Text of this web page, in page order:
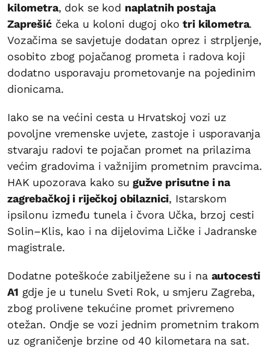
kilometra, dok se kod naplatnih postaja
Zaprešićčeka u koloni dugoj okotri kilometra.
Vozačima se savjetuje dodatan oprez i strpljenje,
osobito zbog pojačanog prometa i radova koji
dodatno usporavaju prometovanje na pojedinim
dionicama.
Iako se na većini cesta u Hrvatskoj vozi uz
povoljne vremenske uvjete, zastoje i usporavanja
stvaraju radovi te pojačan promet na prilazima
većim gradovima i važnijim prometnim pravcima.
HAK upozorava kako su gužve prisutne i na
zagrebačkoj i riječkoj obilaznici, Istarskom
ipsilonu između tunela i čvora Učka, brzoj cesti
Solin–Klis, kao i na dijelovima Ličke i Jadranske
magistrale.
Dodatne poteškoće zabilježene su i na autocesti
A1 gdje je u tunelu Sveti Rok, u smjeru Zagreba,
zbog prolivene tekućine promet privremeno
otežan. Ondje se vozi jednim prometnim trakom
uz ograničenje brzine od 40 kilometara na sat.